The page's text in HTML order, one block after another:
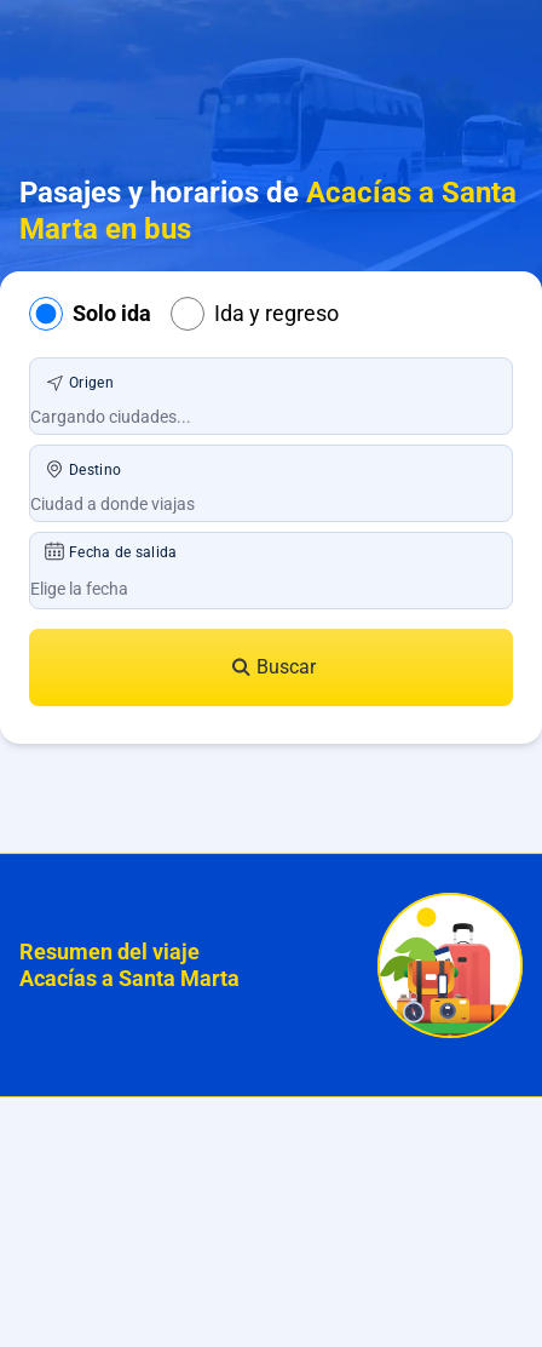
Pasajes y horarios deAcacías a Santa
Marta en bus
Solo ida Ida y regreso
Origen
Destino
Fecha de salida
Buscar
Resumen del viaje
Acacías a Santa Marta